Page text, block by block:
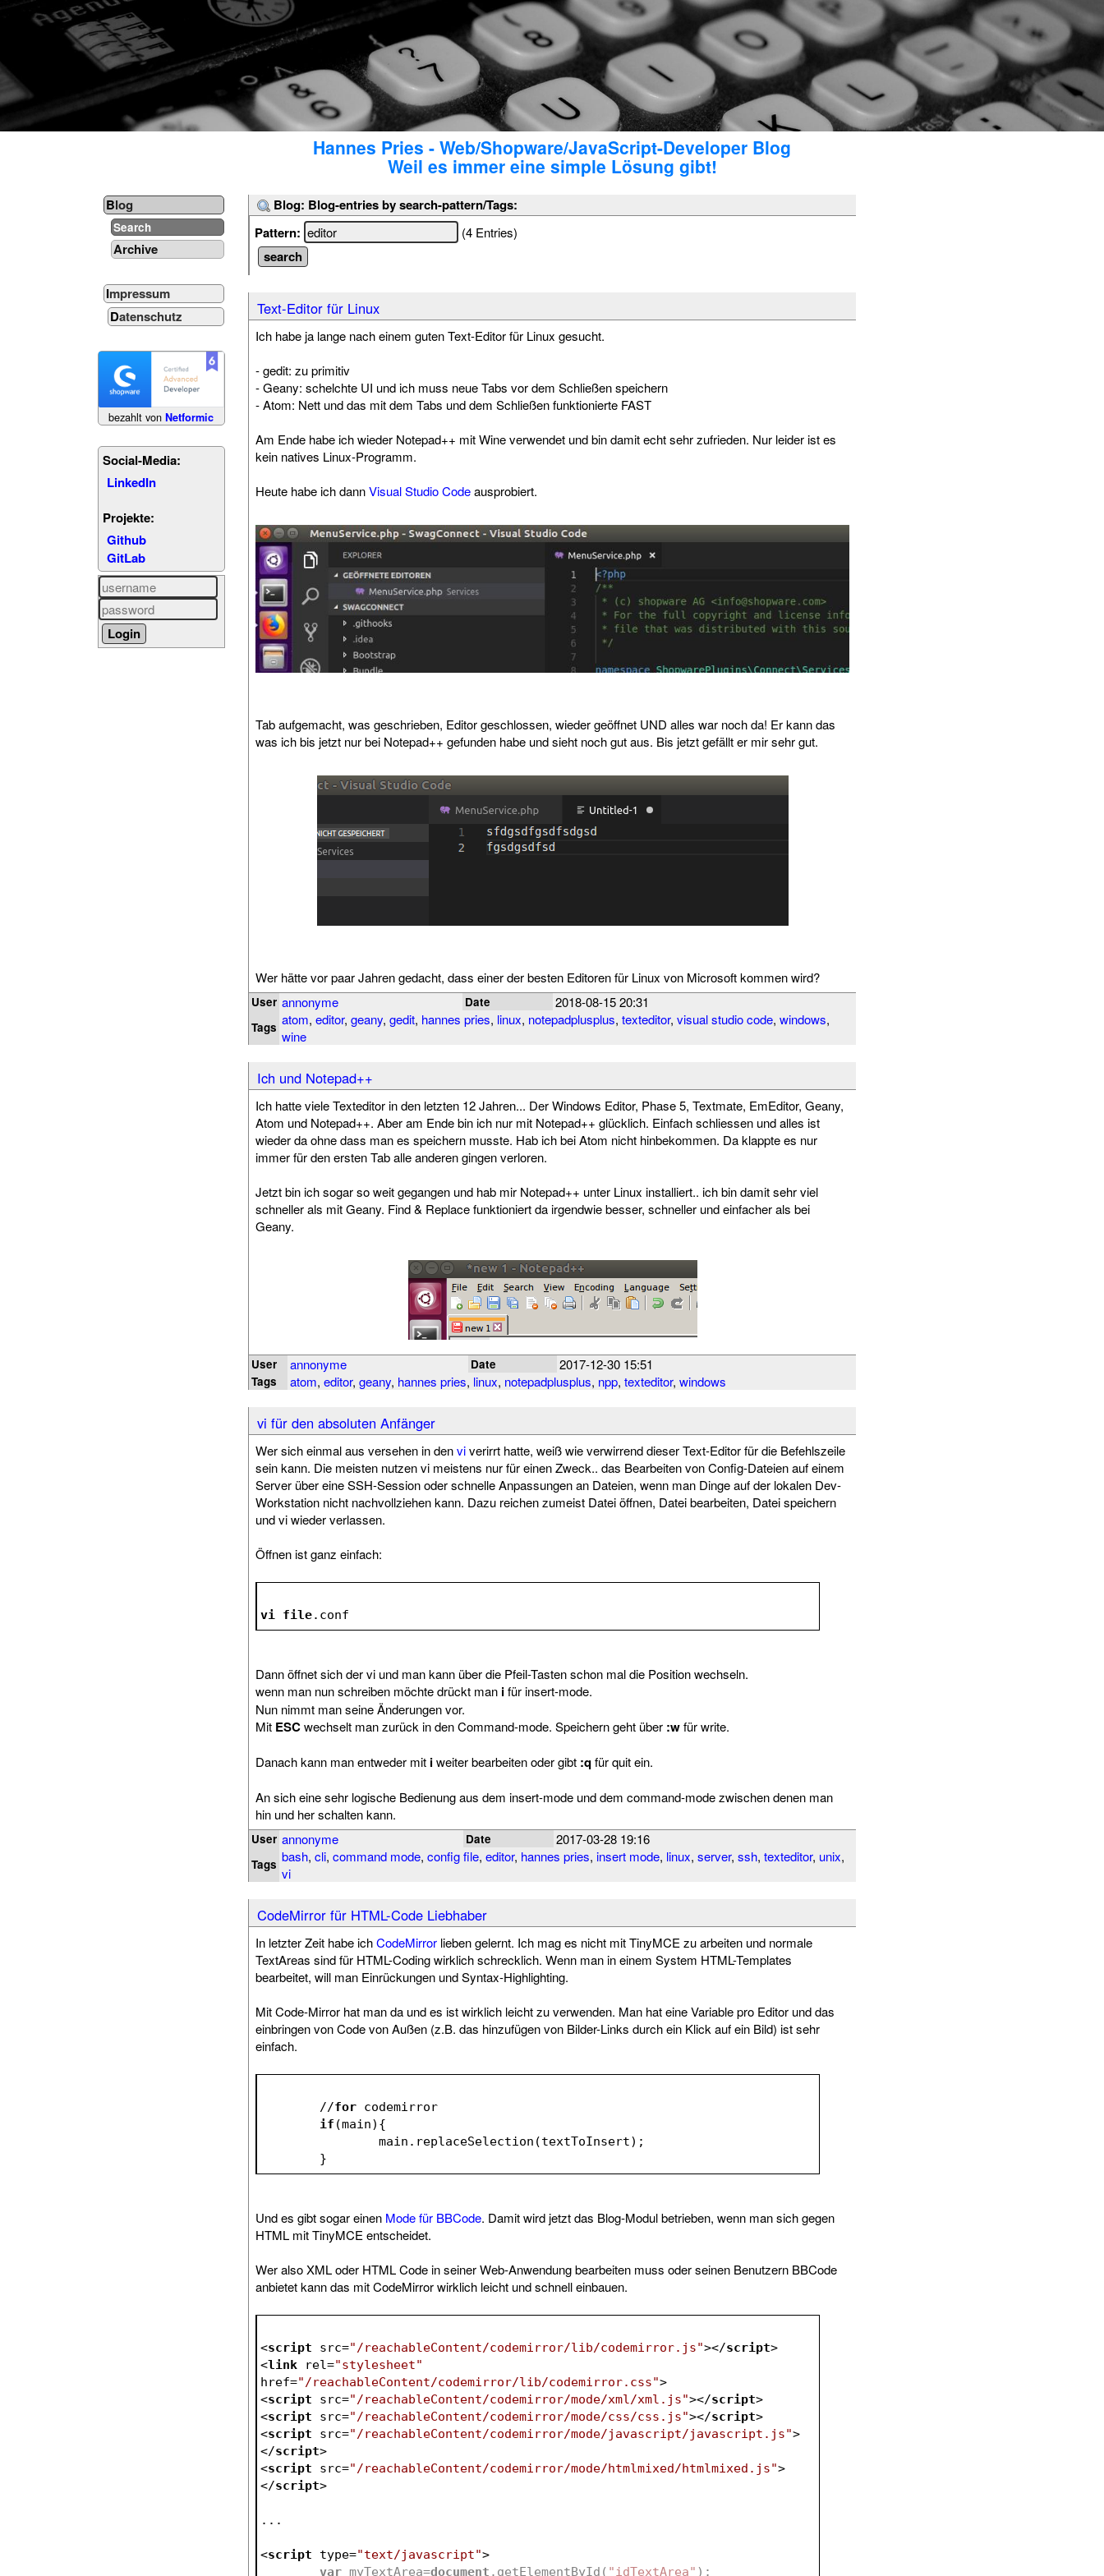
Hannes Pries - Web/Shopware/JavaScript-Developer Blog
Weil es immer eine simple Lösung gibt!
Blog
Search
Archive
Impressum
Datenschutz
bezahlt vonNetformic
Social-Media:
LinkedIn
Projekte:
Github
GitLab
Blog: Blog-entries by search-pattern/Tags:
Pattern:
(4 Entries)
Text-Editor für Linux
Ich habe ja lange nach einem guten Text-Editor für Linux gesucht.
- gedit: zu primitiv
- Geany: schelchte UI und ich muss neue Tabs vor dem Schließen speichern
- Atom: Nett und das mit dem Tabs und dem Schließen funktionierte FAST
Am Ende habe ich wieder Notepad++ mit Wine verwendet und bin damit echt sehr zufrieden. Nur leider ist es
kein natives Linux-Programm.
Heute habe ich dannVisual Studio Codeausprobiert.
Tab aufgemacht, was geschrieben, Editor geschlossen, wieder geöffnet UND alles war noch da! Er kann das
was ich bis jetzt nur bei Notepad++ gefunden habe und sieht noch gut aus. Bis jetzt gefällt er mir sehr gut.
Wer hätte vor paar Jahren gedacht, dass einer der besten Editoren für Linux von Microsoft kommen wird?
User annonyme Date 2018-08-15 20:31
Tags atom, editor, geany, gedit, hannes pries, linux, notepadplusplus, texteditor, visual studio code, windows,
wine
Ich und Notepad++
Ich hatte viele Texteditor in den letzten 12 Jahren... Der Windows Editor, Phase 5, Textmate, EmEditor, Geany,
Atom und Notepad++. Aber am Ende bin ich nur mit Notepad++ glücklich. Einfach schliessen und alles ist
wieder da ohne dass man es speichern musste. Hab ich bei Atom nicht hinbekommen. Da klappte es nur
immer für den ersten Tab alle anderen gingen verloren.
Jetzt bin ich sogar so weit gegangen und hab mir Notepad++ unter Linux installiert.. ich bin damit sehr viel
schneller als mit Geany. Find & Replace funktioniert da irgendwie besser, schneller und einfacher als bei
Geany.
User annonyme Date 2017-12-30 15:51
Tags atom, editor, geany, hannes pries, linux, notepadplusplus, npp, texteditor, windows
vi für den absoluten Anfänger
Wer sich einmal aus versehen in denviverirrt hatte, weiß wie verwirrend dieser Text-Editor für die Befehlszeile
sein kann. Die meisten nutzen vi meistens nur für einen Zweck.. das Bearbeiten von Config-Dateien auf einem
Server über eine SSH-Session oder schnelle Anpassungen an Dateien, wenn man Dinge auf der lokalen Dev-
Workstation nicht nachvollziehen kann. Dazu reichen zumeist Datei öffnen, Datei bearbeiten, Datei speichern
und vi wieder verlassen.
Öffnen ist ganz einfach:
vi file.conf
Dann öffnet sich der vi und man kann über die Pfeil-Tasten schon mal die Position wechseln.
wenn man nun schreiben möchte drückt man ifür insert-mode.
Nun nimmt man seine Änderungen vor.
Mit ESCwechselt man zurück in den Command-mode. Speichern geht über :wfür write.
Danach kann man entweder mit iweiter bearbeiten oder gibt :qfür quit ein.
An sich eine sehr logische Bedienung aus dem insert-mode und dem command-mode zwischen denen man
hin und her schalten kann.
User annonyme Date 2017-03-28 19:16
Tags bash, cli, command mode, config file, editor, hannes pries, insert mode, linux, server, ssh, texteditor, unix,
vi
CodeMirror für HTML-Code Liebhaber
In letzter Zeit habe ichCodeMirror lieben gelernt. Ich mag es nicht mit TinyMCE zu arbeiten und normale
TextAreas sind für HTML-Coding wirklich schrecklich. Wenn man in einem System HTML-Templates
bearbeitet, will man Einrückungen und Syntax-Highlighting.
Mit Code-Mirror hat man da und es ist wirklich leicht zu verwenden. Man hat eine Variable pro Editor und das
einbringen von Code von Außen (z.B. das hinzufügen von Bilder-Links durch ein Klick auf ein Bild) ist sehr
einfach.
	//
for codemirror
if (main){
		main.replaceSelection(textToInsert);
	}
Und es gibt sogar einen Mode für BBCode. Damit wird jetzt das Blog-Modul betrieben, wenn man sich gegen
HTML mit TinyMCE entscheidet.
Wer also XML oder HTML Code in seiner Web-Anwendung bearbeiten muss oder seinen Benutzern BBCode
anbietet kann das mit CodeMirror wirklich leicht und schnell einbauen.
<script src="/reachableContent/codemirror/lib/codemirror.js"></script>
<link rel="stylesheet"
href="/reachableContent/codemirror/lib/codemirror.css">
<script src="/reachableContent/codemirror/mode/xml/xml.js"></script>
<script src="/reachableContent/codemirror/mode/css/css.js"></script>
<script src="/reachableContent/codemirror/mode/javascript/javascript.js">
</script>
<script src="/reachableContent/codemirror/mode/htmlmixed/htmlmixed.js">
</script>
...
<script type="text/javascript">
var myTextArea=document .getElementById( "idTextArea" );